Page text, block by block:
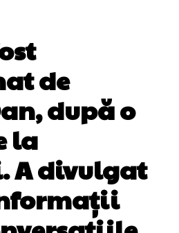
de
după o
la
A divulgat